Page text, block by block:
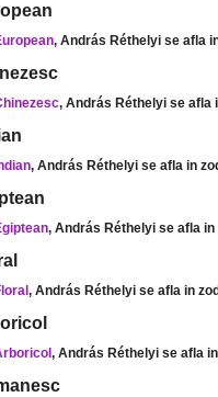
, András Réthelyi se afla
, András Réthelyi se afla
, András Réthelyi se afla in
, András Réthelyi se afla in
, András Réthelyi se afla in
, András Réthelyi se afla